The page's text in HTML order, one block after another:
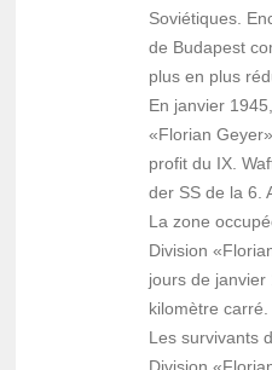
Soviétiques.
de Budapest
plus en plus
En janvier
«Florian
profit du IX.
der SS de la 6.
La zone
Division
jours de
kilomètre carré.
Les survivants